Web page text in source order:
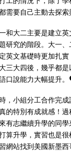
需要自己主動去探索
和大二主要是建立
研究的階段。大一、
英文基礎時更加扎
三大四後，幾乎都是
口說能力大幅提升
，小組分工合作完成
的特別有成就感！
有志繼續升學的同
算升學，實習也是
網站找到美國新墨